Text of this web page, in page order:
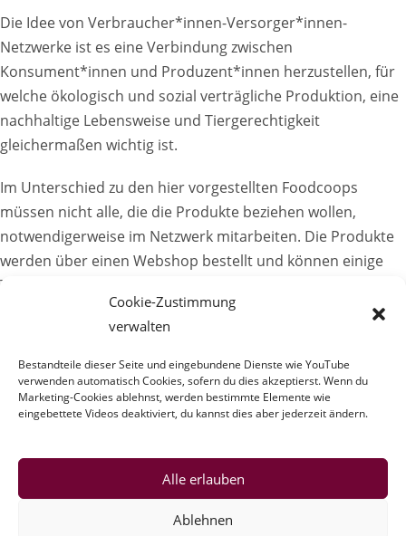
Cookie-Zustimmung
verwalten
Bestandteile dieser Seite und eingebundene Dienste wie YouTube
verwenden automatisch Cookies, sofern du dies akzeptierst. Wenn du
Marketing-Cookies ablehnst, werden bestimmte Elemente wie
eingebettete Videos deaktiviert, du kannst dies aber jederzeit ändern.
Alle erlauben
Ablehnen
Die Idee von Verbraucher*innen-Versorger*innen-
Netzwerke ist es eine Verbindung zwischen
Konsument*innen und Produzent*innen herzustellen, für
welche ökologisch und sozial verträgliche Produktion, eine
nachhaltige Lebensweise und Tiergerechtigkeit
gleichermaßen wichtig ist.
Im Unterschied zu den hier vorgestellten Foodcoops
müssen nicht alle, die die Produkte beziehen wollen,
notwendigerweise im Netzwerk mitarbeiten. Die Produkte
werden über einen Webshop bestellt und können einige
Tage darauf an einer Abholstelle abgeholt werden.
Versorger*innen-
Netzwerke